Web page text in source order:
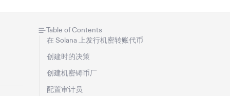
Table of Contents
在 Solana 上发行机密转账代币
创建时的决策
创建机密铸币厂
配置审计员